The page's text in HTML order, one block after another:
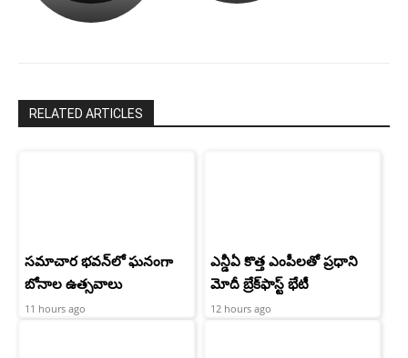
రామ్
RELATED ARTICLES
సమాచార భవన్‌లో ఘనంగా
బోనాల ఉత్సవాలు
11 hours ago
ఎన్డీఏ కొత్త ఎంపీలతో ప్రధాని
మోదీ బ్రేక్‌ఫాస్ట్ భేటీ
12 hours ago